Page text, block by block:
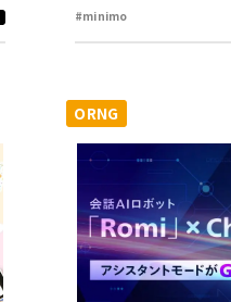
#minimo
ORNG